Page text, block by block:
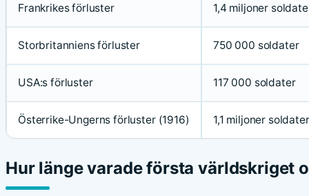
Frankrikes förluster 1,4 miljoner
Storbritanniens förluster 750 000 soldater
USA:s förluster 117 000 soldater
Österrike-Ungerns förluster (1916) 1,1 miljoner soldater
Hur länge varade första världskriget